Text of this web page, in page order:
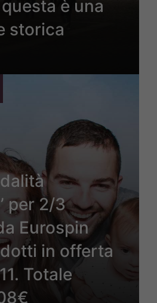
è una
storica
per 2/3
Eurospin
in offerta
Totale